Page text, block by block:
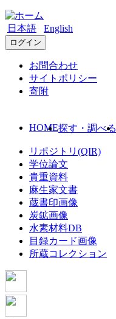
日本語 English
ログイン
お問合わせ
サイトポリシー
寄附
HOME探す・調べる
リポジトリ(QIR)
学位論文
貴重資料
麻生家文書
蔵書印画像
炭鉱画像
水素材料DB
目録カード画像
所蔵コレクション